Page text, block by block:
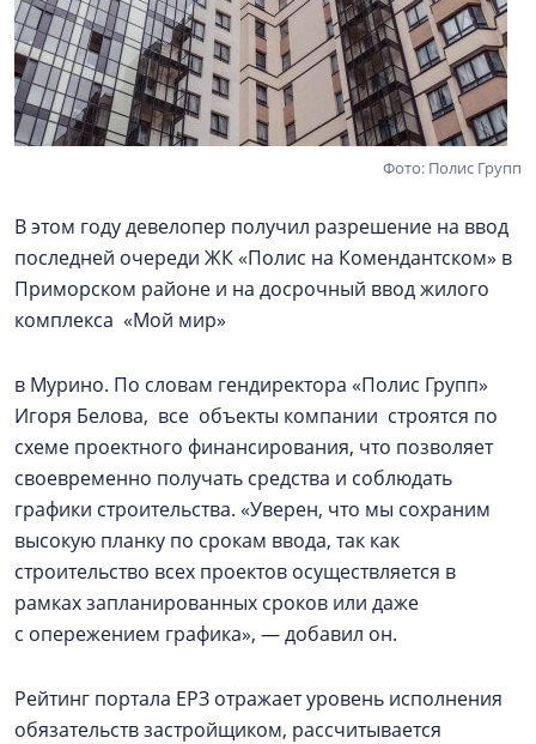
Фото: Полис Групп
В этом году девелопер получил разрешение на ввод
последней очереди ЖК «Полис на Комендантском» в
Приморском районе и на досрочный ввод жилого
комплекса «Мой мир»
в Мурино. По словам гендиректора «Полис Групп»
Игоря Белова, все объекты компании строятся по
схеме проектного финансирования, что позволяет
своевременно получать средства и соблюдать
графики строительства. «Уверен, что мы сохраним
высокую планку по срокам ввода, так как
строительство всех проектов осуществляется в
рамках запланированных сроков или даже
с опережением графика», — добавил он.
Рейтинг портала ЕРЗ отражает уровень исполнения
обязательств застройщиком, рассчитывается